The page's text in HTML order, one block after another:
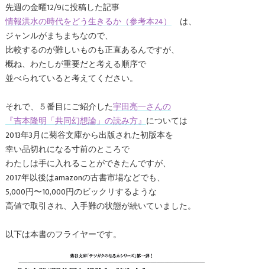
先週の金曜12/9に投稿した記事
情報洪水の時代をどう生きるか（参考本24）は、
ジャンルがまちまちなので、
比較するのが難しいものも正直あるんですが、
概ね、わたしが重要だと考える順序で
並べられていると考えてください。
それで、５番目にご紹介した宇田亮一さんの
『吉本隆明「共同幻想論」の読み方』については
2013年3月に菊谷文庫から出版された初版本を
幸い品切れになる寸前のところで
わたしは手に入れることができたんですが、
2017年以後はamazonの古書市場などでも、
5,000円〜10,000円のビックリするような
高値で取引され、入手難の状態が続いていました。
以下は本書のフライヤーです。